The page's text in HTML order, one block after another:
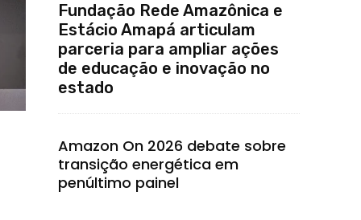
Fundação Rede Amazônica e
Estácio Amapá articulam
parceria para ampliar ações
de educação e inovação no
estado
Amazon On 2026 debate sobre
transição energética em
penúltimo painel